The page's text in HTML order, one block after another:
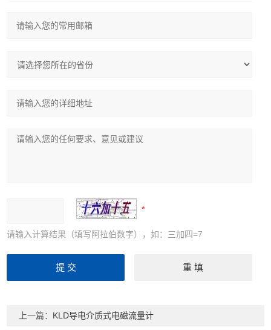
请输入计算结果（填写阿拉伯数字），如：三加四=7
上一篇： KLD导电介质式电磁流量计